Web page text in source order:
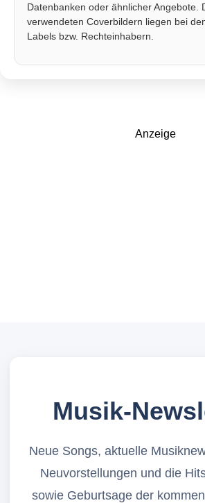
Datenbanken oder ähnlicher Angebote.
verwendeten Coverbildern liegen bei
Labels bzw. Rechteinhabern.
Anzeige
Musik-
Neue Songs, aktuelle
Neuvorstellungen und die
sowie Geburtsage der